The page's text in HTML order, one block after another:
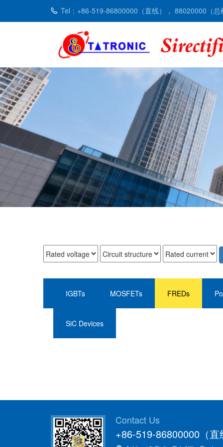
Tel：+86-519-86800000（直线）， 88020000（总
IGBTs MOSFETs FREDs
SiC Devices
Contact Us
+86-519-86800000（